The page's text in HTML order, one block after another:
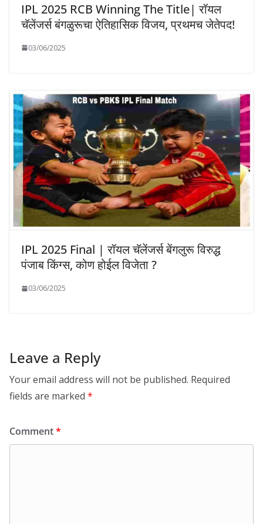
IPL 2025 RCB Winning The Title| रॉयल
चॅलेंजर्स बंगळुरूचा ऐतिहासिक विजय, प्रथमच जेतेपद!
03/06/2025
IPL 2025 Final | रॉयल चॅलेंजर्स बेंगलुरू विरुद्ध
पंजाब किंग्स, कोण होईल विजेता ?
03/06/2025
Leave a Reply
Your email address will not be published. Required
fields are marked *
Comment*